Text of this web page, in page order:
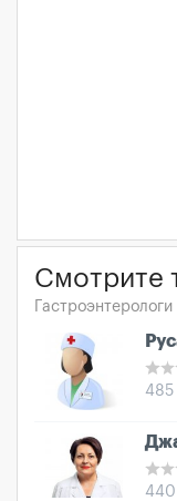
Смотрите
485
440